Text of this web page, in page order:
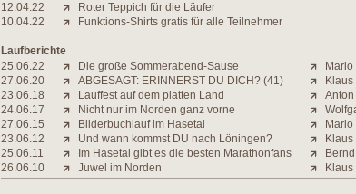
12.04.22
Roter Teppich für die Läufer
10.04.22
Funktions-Shirts gratis für alle Teilnehmer
Laufberichte
25.06.22
Die große Sommerabend-Sause
27.06.20
ABGESAGT: ERINNERST DU DICH? (41)
23.06.18
Lauffest auf dem platten Land
24.06.17
Nicht nur im Norden ganz vorne
27.06.15
Bilderbuchlauf im Hasetal
23.06.12
Und wann kommst DU nach Löningen?
25.06.11
Im Hasetal gibt es die besten Marathonfans
26.06.10
Juwel im Norden